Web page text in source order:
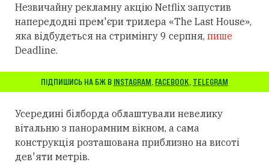
Незвичайну рекламну акцію Netflix запустив
напередодні прем'єри трилера «The Last House»,
яка відбудеться на стримінгу 9 серпня, пише
Deadline.
ПІДПИШИСЬ НА БЖ В INSTAGRAM, FACEBOOK, TELEGRAM
Усередині білборда облаштували невелику
вітальню з панорамним вікном, а сама
конструкція розташована приблизно на висоті
дев'яти метрів.